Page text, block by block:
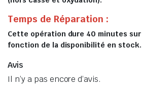
Temps de Réparation :
Cette opération dure 40 minutes
fonction de la disponibilité en stock.
Avis
Il n’y a pas encore d’avis.